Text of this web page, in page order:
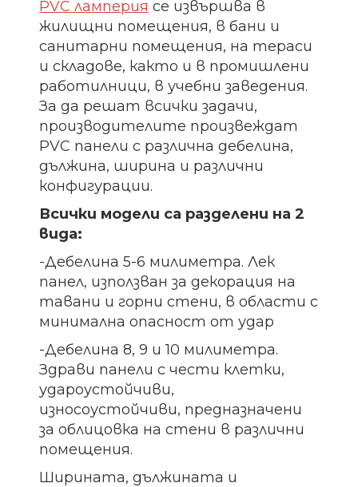
PVC ламперия се извършва в
жилищни помещения, в бани и
санитарни помещения, на тераси
и складове, както и в промишлени
работилници, в учебни заведения.
За да решат всички задачи,
производителите произвеждат
PVC панели с различна дебелина,
дължина, ширина и различни
конфигурации.
Всички модели са разделени на 2
вида:
-Дебелина 5-6 милиметра. Лек
панел, използван за декорация на
тавани и горни стени, в области с
минимална опасност от удар
-Дебелина 8, 9 и 10 милиметра.
Здрави панели с чести клетки,
удароустойчиви,
износоустойчиви, предназначени
за облицовка на стени в различни
помещения.
Ширината, дължината и